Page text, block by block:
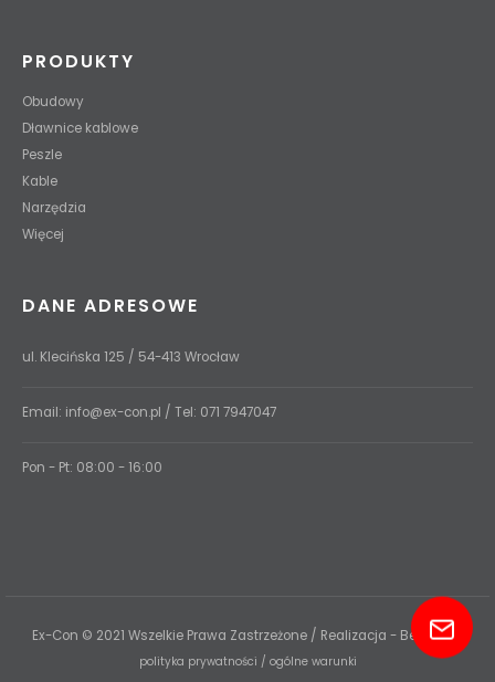
PRODUKTY
Obudowy
Dławnice kablowe
Peszle
Kable
Narzędzia
Więcej
DANE ADRESOWE
ul. Klecińska 125 / 54-413 Wrocław
Email: info@ex-con.pl / Tel: 071 7947047
Pon - Pt: 08:00 - 16:00
Ex-Con © 2021 Wszelkie Prawa Zastrzeżone / Realizacja - Be Perfect
polityka prywatności / ogólne warunki